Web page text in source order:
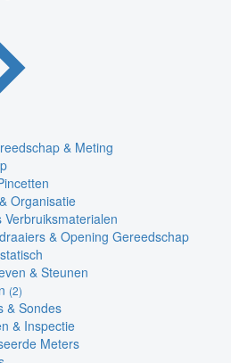
& Meting
Organisatie
Verbruiksmaterialen
& Opening Gereedschap
& Steunen
(2)
& Sondes
& Inspectie
Meters